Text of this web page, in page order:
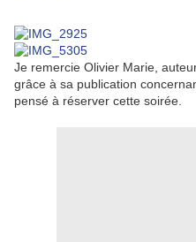
Je remercie Olivier Marie,
grâce à sa publication
pensé à réserver cette soirée.